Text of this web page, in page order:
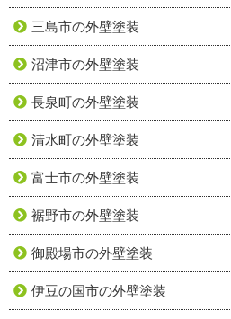
三島市の外壁塗装
沼津市の外壁塗装
長泉町の外壁塗装
清水町の外壁塗装
富士市の外壁塗装
裾野市の外壁塗装
御殿場市の外壁塗装
伊豆の国市の外壁塗装